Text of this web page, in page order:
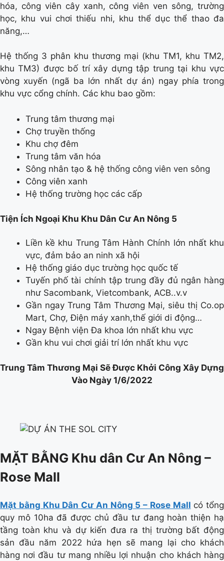
hóa, công viên cây xanh, công viên ven sông, trường
học, khu vui chơi thiếu nhi, khu thể dục thể thao đa
năng,…
Hệ thống 3 phân khu thương mại (khu TM1, khu TM2,
khu TM3) được bố trí xây dựng tập trung tại khu vực
vòng xuyến (ngã ba lớn nhất dự án) ngay phía trong
khu vực cổng chính. Các khu bao gồm:
Trung tâm thương mại
Chợ truyền thống
Khu chợ đêm
Trung tâm văn hóa
Sông nhân tạo & hệ thống công viên ven sông
Công viên xanh
Hệ thống trường học các cấp
Tiện Ích Ngoại Khu Khu Dân Cư An Nông 5
Liền kề khu Trung Tâm Hành Chính lớn nhất khu
vực, đảm bảo an ninh xã hội
Hệ thống giáo dục trường học quốc tế
Tuyến phố tài chính tập trung đầy đủ ngân hàng
như Sacombank, Vietcombank, ACB..v.v
Gần ngay Trung Tâm Thương Mại, siêu thị Co.op
Mart, Chợ, Điện máy xanh,thế giới di động…
Ngay Bệnh viện Đa khoa lớn nhất khu vực
Gần khu vui chơi giải trí lớn nhất khu vực
Trung Tâm Thương Mại Sẽ Được Khởi Công Xây Dựng
Vào Ngày 1/6/2022
MẶT BẰNG Khu dân Cư An Nông –
Rose Mall
Mặt bằng Khu Dân Cư An Nông 5 – Rose Mall có tổng
quy mô 10ha đã được chủ đầu tư đang hoàn thiện hạ
tầng toàn khu và dự kiến đưa ra thị trường bất động
sản đầu năm 2022 hứa hẹn sẽ mang lại cho khách
hàng nơi đầu tư mang nhiều lợi nhuận cho khách hàng